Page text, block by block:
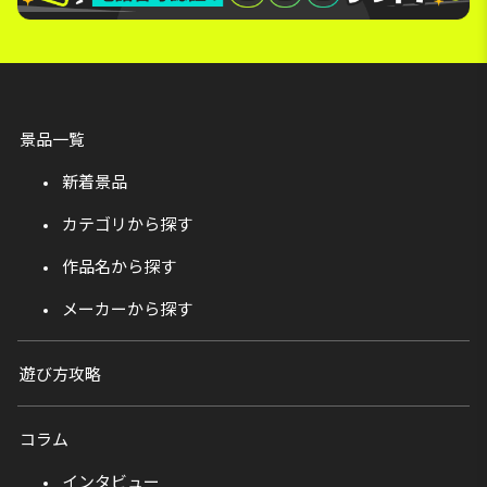
景品一覧
新着景品
カテゴリから探す
作品名から探す
メーカーから探す
遊び方攻略
コラム
インタビュー